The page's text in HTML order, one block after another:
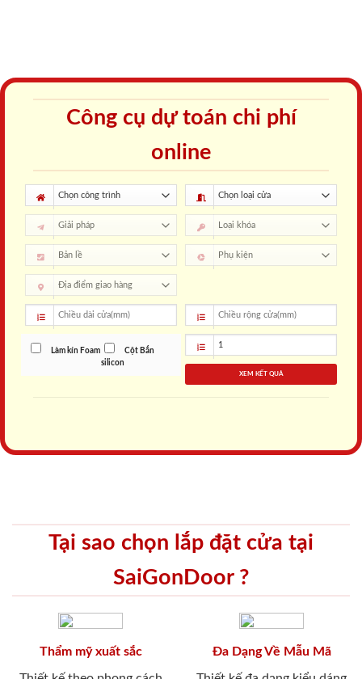
Công cụ dự toán chi phí
online
Làm kín Foam
Cột Bắn
silicon
XEM KẾT QUẢ
Tại sao chọn lắp đặt cửa tại
SaiGonDoor ?
Thẩm mỹ xuất sắc Đa Dạng Về Mẫu Mã